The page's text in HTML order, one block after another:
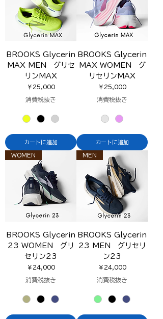
BROOKS Glycerin
MAX MEN グリセ
リンMAX
価格
￥25,000
消費税抜き
カートに追加
BROOKS Glycerin
MAX WOMEN グ
リセリンMAX
価格
￥25,000
消費税抜き
カートに追加
WOMEN
BROOKS Glycerin
23 WOMEN グリ
セリン23
価格
￥24,000
消費税抜き
MEN
BROOKS Glycerin
23 MEN グリセリ
ン23
価格
￥24,000
消費税抜き